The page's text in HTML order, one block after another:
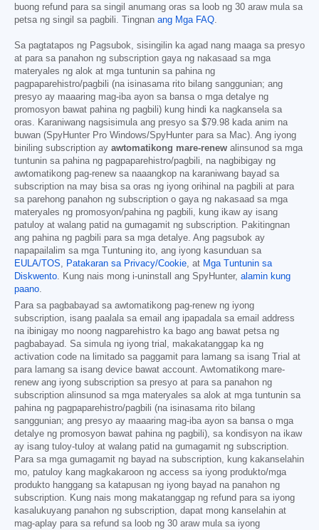
buong refund para sa singil anumang oras sa loob ng 30 araw mula sa
petsa ng singil sa pagbili. Tingnan ang Mga FAQ.
Sa pagtatapos ng Pagsubok, sisingilin ka agad nang maaga sa presyo
at para sa panahon ng subscription gaya ng nakasaad sa mga
materyales ng alok at mga tuntunin sa pahina ng
pagpaparehistro/pagbili (na isinasama rito bilang sanggunian; ang
presyo ay maaaring mag-iba ayon sa bansa o mga detalye ng
promosyon bawat pahina ng pagbili) kung hindi ka nagkansela sa
oras. Karaniwang nagsisimula ang presyo sa $79.98 kada anim na
buwan (SpyHunter Pro Windows/SpyHunter para sa Mac). Ang iyong
biniling subscription ay awtomatikong mare-renew alinsunod sa mga
tuntunin sa pahina ng pagpaparehistro/pagbili, na nagbibigay ng
awtomatikong pag-renew sa naaangkop na karaniwang bayad sa
subscription na may bisa sa oras ng iyong orihinal na pagbili at para
sa parehong panahon ng subscription o gaya ng nakasaad sa mga
materyales ng promosyon/pahina ng pagbili, kung ikaw ay isang
patuloy at walang patid na gumagamit ng subscription. Pakitingnan
ang pahina ng pagbili para sa mga detalye. Ang pagsubok ay
napapailalim sa mga Tuntuning ito, ang iyong kasunduan sa
EULA/TOS, Patakaran sa Privacy/Cookie, at Mga Tuntunin sa
Diskwento. Kung nais mong i-uninstall ang SpyHunter, alamin kung
paano.
Para sa pagbabayad sa awtomatikong pag-renew ng iyong
subscription, isang paalala sa email ang ipapadala sa email address
na ibinigay mo noong nagparehistro ka bago ang bawat petsa ng
pagbabayad. Sa simula ng iyong trial, makakatanggap ka ng
activation code na limitado sa paggamit para lamang sa isang Trial at
para lamang sa isang device bawat account. Awtomatikong mare-
renew ang iyong subscription sa presyo at para sa panahon ng
subscription alinsunod sa mga materyales sa alok at mga tuntunin sa
pahina ng pagpaparehistro/pagbili (na isinasama rito bilang
sanggunian; ang presyo ay maaaring mag-iba ayon sa bansa o mga
detalye ng promosyon bawat pahina ng pagbili), sa kondisyon na ikaw
ay isang tuloy-tuloy at walang patid na gumagamit ng subscription.
Para sa mga gumagamit ng bayad na subscription, kung kakanselahin
mo, patuloy kang magkakaroon ng access sa iyong produkto/mga
produkto hanggang sa katapusan ng iyong bayad na panahon ng
subscription. Kung nais mong makatanggap ng refund para sa iyong
kasalukuyang panahon ng subscription, dapat mong kanselahin at
mag-aplay para sa refund sa loob ng 30 araw mula sa iyong